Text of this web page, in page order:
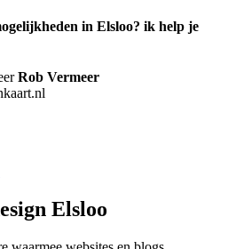
in Elsloo? ik help je
Rob Vermeer
Elsloo